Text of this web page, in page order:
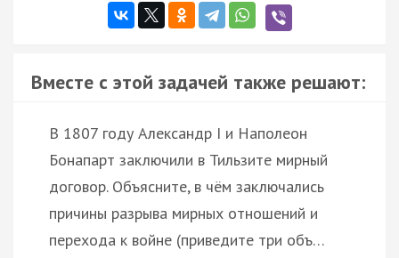
Вместе с этой задачей также решают:
В 1807 году Александр I и Наполеон
Бонапарт заключили в Тильзите мирный
договор. Объясните, в чём заключались
причины разрыва мирных отношений и
перехода к войне (приведите три объ…